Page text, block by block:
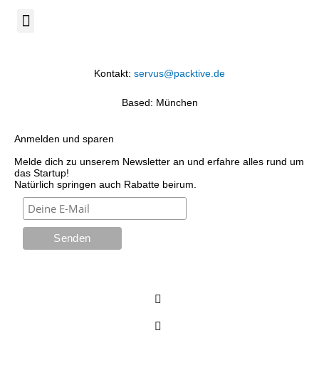
Menü
Kontakt: servus@packtive.de
Based: München
Anmelden und sparen
Melde dich zu unserem Newsletter an und erfahre alles rund um
das Startup!
Natürlich springen auch Rabatte beirum.